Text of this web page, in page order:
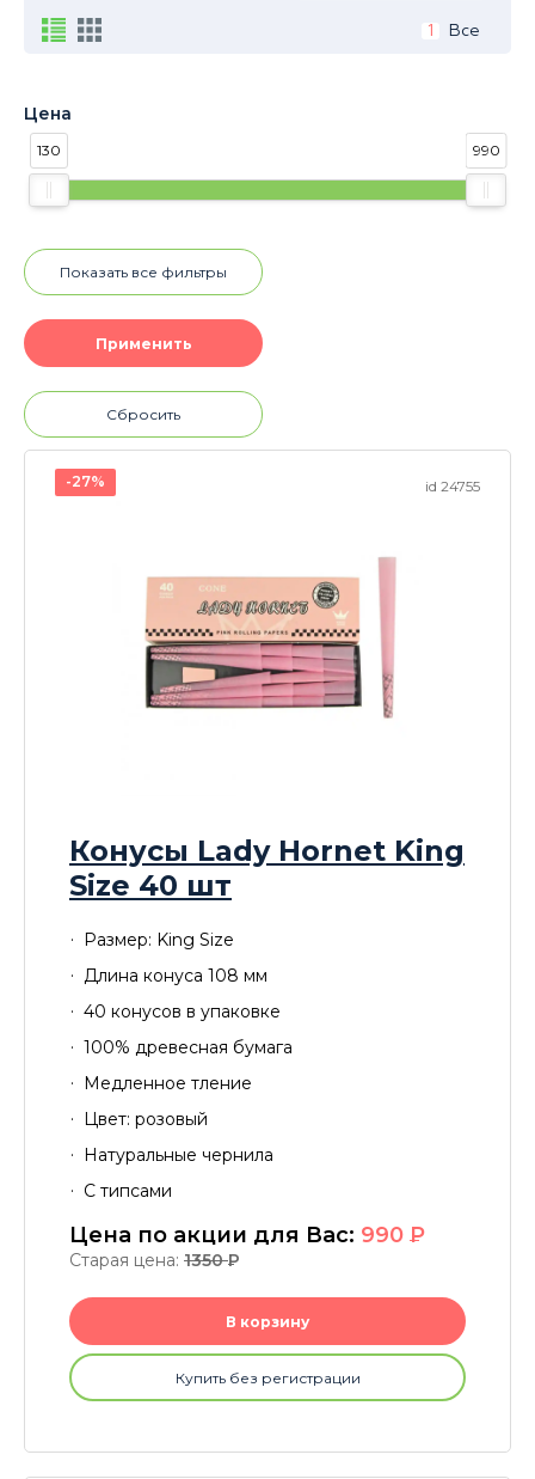
1 Все
Цена
130 990
Показать все фильтры
Сбросить
id 24755
-27%
Конусы Lady Hornet King
Size 40 шт
Размер: King Size
Длина конуса 108 мм
40 конусов в упаковке
100% древесная бумага
Медленное тление
Цвет: розовый
Натуральные чернила
С типсами
Цена по акции для Вас: 990 P
Старая цена: 1350P
В корзину
Купить без регистрации